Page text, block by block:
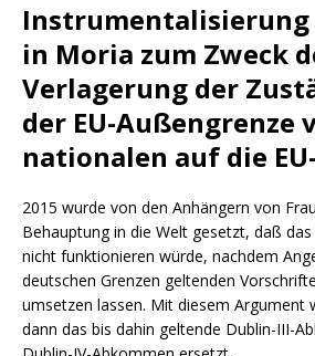
Instrumentalisierung
in Moria zum Zweck
Verlagerung der
der EU-Außengrenze
nationalen auf die
2015 wurde von den Anhängern von
Behauptung in die Welt gesetzt, daß
nicht funktionieren würde, nachdem
deutschen Grenzen geltenden
umsetzen lassen. Mit diesem Argument
dann das bis dahin geltende Dublin-III-